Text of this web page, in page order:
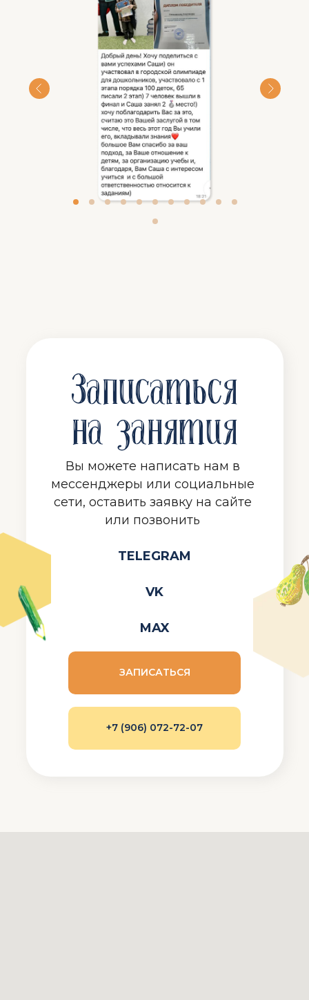
Записаться
на занятия
TELEGRAM
VK
MAX
ЗАПИСАТЬСЯ
+7 (906) 072-72-07
Вы можете написать нам в
мессенджеры или социальные
сети, оставить заявку на сайте
или позвонить